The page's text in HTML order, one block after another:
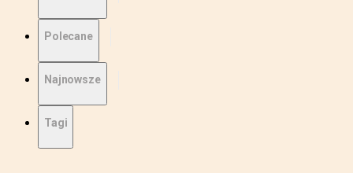
Polecane
Najnowsze
Tagi